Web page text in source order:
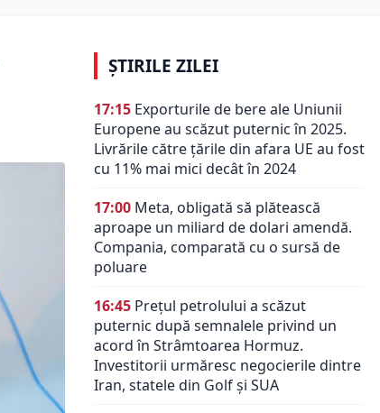
ȘTIRILE ZILEI
17:15 Exporturile de bere ale Uniunii
Europene au scăzut puternic în 2025.
Livrările către țările din afara UE au fost
cu 11% mai mici decât în 2024
17:00 Meta, obligată să plătească
aproape un miliard de dolari amendă.
Compania, comparată cu o sursă de
poluare
16:45 Prețul petrolului a scăzut
puternic după semnalele privind un
acord în Strâmtoarea Hormuz.
Investitorii urmăresc negocierile dintre
Iran, statele din Golf și SUA